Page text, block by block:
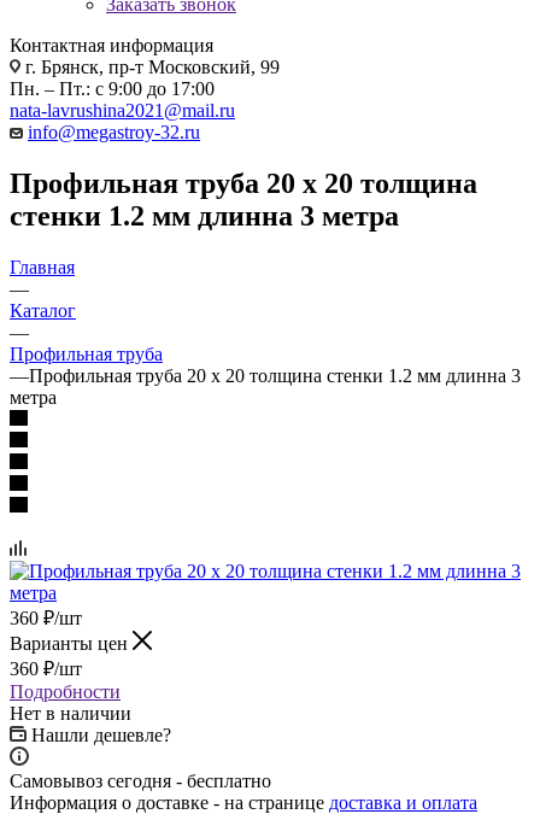
Заказать звонок
Контактная информация
г. Брянск, пр-т Московский, 99
Пн. – Пт.: с 9:00 до 17:00
nata-lavrushina2021@mail.ru
info@megastroy-32.ru
Профильная труба 20 х 20 толщина
стенки 1.2 мм длинна 3 метра
Главная
—
Каталог
—
Профильная труба
—Профильная труба 20 х 20 толщина стенки 1.2 мм длинна 3
метра
360 ₽/шт
Варианты цен
360 ₽/шт
Подробности
Нет в наличии
Нашли дешевле?
Самовывоз сегодня - бесплатно
Информация о доставке - на странице доставка и оплата